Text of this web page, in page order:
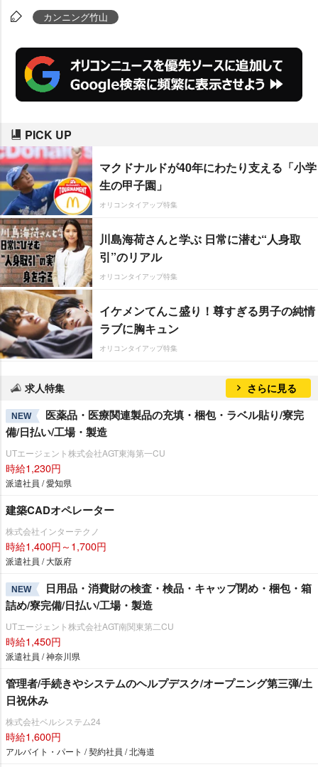
子、そして相方の
内容も紹介され、それぞれの立場
の今、そしてこれからの姿を届け
る。
カンニング竹山
PICK UP
マクドナルドが40年にわたり支える「小学
生の甲子園」
オリコンタイアップ特集
川島海荷さんと学ぶ 日常に潜む“人身取
引”のリアル
オリコンタイアップ特集
イケメンてんこ盛り！尊すぎる男子の純情
ラブに胸キュン
オリコンタイアップ特集
求人特集 さらに見る
NEW
医薬品・医療関連製品の充填・梱包・ラベル貼り/寮完
備/日払い/工場・製造
UTエージェント株式会社AGT東海第一CU
時給1,230円
派遣社員 / 愛知県
建築CADオペレーター
株式会社インターテクノ
時給1,400円～1,700円
派遣社員 / 大阪府
NEW
日用品・消費財の検査・検品・キャップ閉め・梱包・箱
詰め/寮完備/日払い/工場・製造
UTエージェント株式会社AGT南関東第二CU
時給1,450円
派遣社員 / 神奈川県
管理者/手続きやシステムのヘルプデスク/オープニング第三弾/土
日祝休み
株式会社ベルシステム24
時給1,600円
アルバイト・パート / 契約社員 / 北海道